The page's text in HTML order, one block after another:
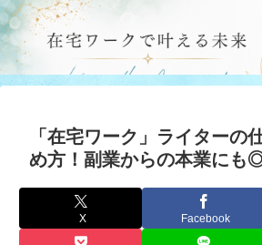
「在宅ワーク」ライターの
め方！副業からの本業にも
X Facebook